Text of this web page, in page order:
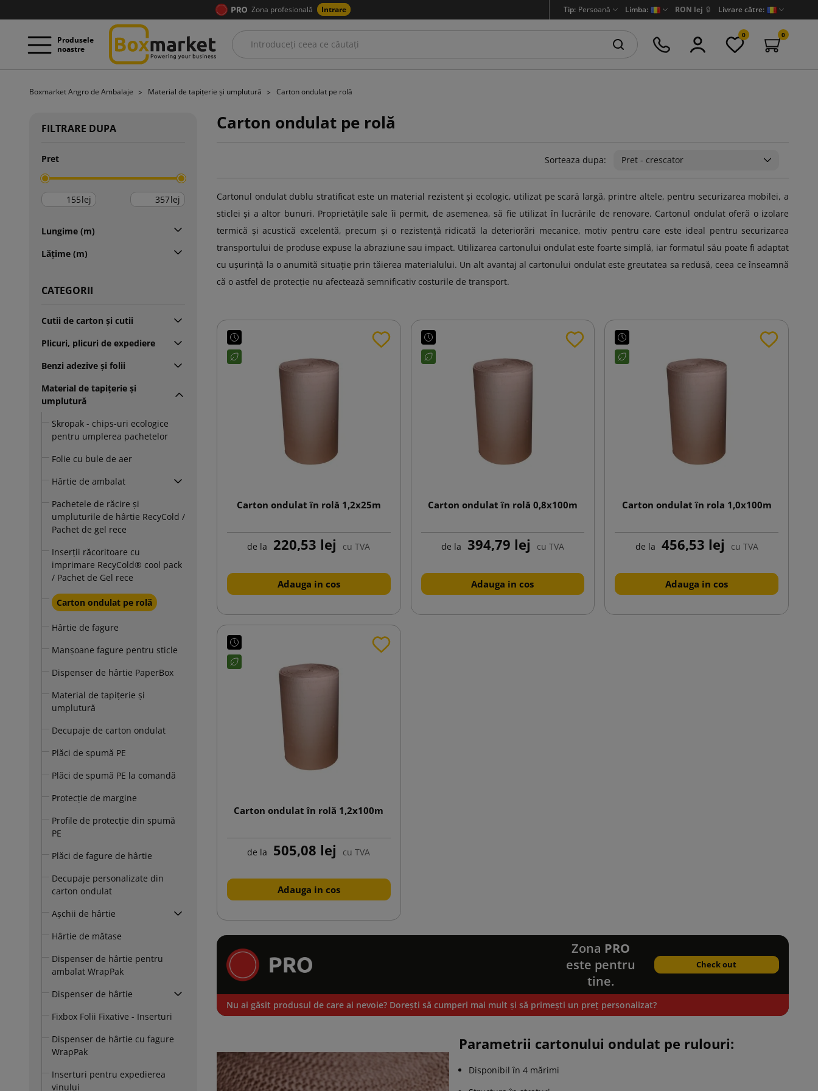
Zona profesională Intrare Tip: Persoană Limba: RON lej 🔒 Livrare către:
Produsele
noastre
0 0
Boxmarket Angro de Ambalaje Material de tapițerie și umplutură Carton ondulat pe rolă
FILTRARE DUPA
Pret
lej lej
Lungime (m)
Lățime (m)
CATEGORII
Cutii de carton și cutii
Plicuri, plicuri de expediere
Benzi adezive și folii
Material de tapițerie și
umplutură
Skropak - chips-uri ecologice
pentru umplerea pachetelor
Folie cu bule de aer
Hârtie de ambalat
Pachetele de răcire și
umpluturile de hârtie RecyCold /
Pachet de gel rece
Inserții răcoritoare cu
imprimare RecyCold® cool pack
/ Pachet de Gel rece
Carton ondulat pe rolă
Hârtie de fagure
Manșoane fagure pentru sticle
Dispenser de hârtie PaperBox
Material de tapițerie și
umplutură
Decupaje de carton ondulat
Plăci de spumă PE
Plăci de spumă PE la comandă
Protecție de margine
Profile de protecție din spumă
PE
Plăci de fagure de hârtie
Decupaje personalizate din
carton ondulat
Așchii de hârtie
Hârtie de mătase
Dispenser de hârtie pentru
ambalat WrapPak
Dispenser de hârtie
Fixbox Folii Fixative - Inserturi
Dispenser de hârtie cu fagure
WrapPak
Inserturi pentru expedierea
vinului
Carton ondulat pe rolă
Sorteaza dupa: Pret - crescator
Cartonul ondulat dublu stratificat este un material rezistent și ecologic, utilizat pe scară largă, printre altele, pentru securizarea mobilei, a
sticlei și a altor bunuri. Proprietățile sale îi permit, de asemenea, să fie utilizat în lucrările de renovare. Cartonul ondulat oferă o izolare
termică și acustică excelentă, precum și o rezistență ridicată la deteriorări mecanice, motiv pentru care este ideal pentru securizarea
transportului de produse expuse la abraziune sau impact. Utilizarea cartonului ondulat este foarte simplă, iar formatul său poate fi adaptat
cu ușurință la o anumită situație prin tăierea materialului. Un alt avantaj al cartonului ondulat este greutatea sa redusă, ceea ce înseamnă
că o astfel de protecție nu afectează semnificativ costurile de transport.
Carton ondulat în rolă 1,2x25m
de la 220,53 lej cu TVA
Adauga in cos
Carton ondulat în rolă 0,8x100m
de la 394,79 lej cu TVA
Adauga in cos
Carton ondulat în rola 1,0x100m
de la 456,53 lej cu TVA
Adauga in cos
Carton ondulat în rolă 1,2x100m
de la 505,08 lej cu TVA
Adauga in cos
Zona PRO
este pentru
tine.
Check out
Nu ai găsit produsul de care ai nevoie? Doreşti să cumperi mai mult și să primești un preț personalizat?
Parametrii cartonului ondulat pe rulouri:
Disponibil în 4 mărimi